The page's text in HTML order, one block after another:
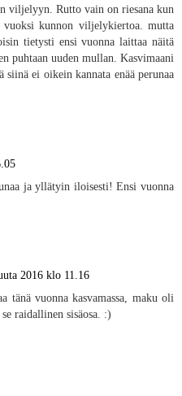
viljelyyn. Rutto vain on riesana kun
kunnon viljelykiertoa. mutta
tietysti ensi vuonna laittaa näitä
puhtaan uuden mullan. Kasvimaani
siinä ei oikein kannata enää perunaa
ja yllätyin iloisesti! Ensi vuonna
2016 klo 11.16
tänä vuonna kasvamassa, maku oli
raidallinen sisäosa. :)